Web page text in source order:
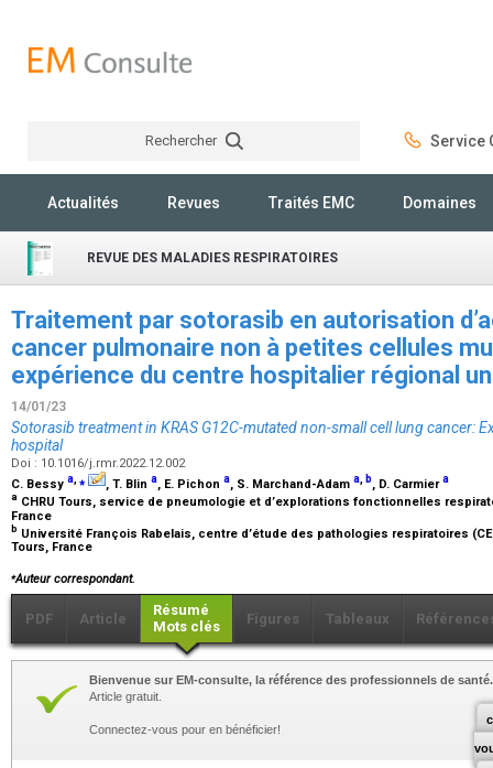
Rechercher Service
Actualités Revues Traités EMC Domaines
REVUE DES MALADIES RESPIRATOIRES
Traitement par sotorasib en autorisation
cancer pulmonaire non à petites cellules
expérience du centre hospitalier régional
14/01/23
Sotorasib treatment in KRAS G12C-mutated non-small cell lung cancer:
hospital
Doi : 10.1016/j.rmr.2022.12.002
C. Bessy a,⁎ , T. Blin a, E. Pichon a, S. Marchand-Adam a, b, D. Carmiera
a CHRU Tours, service de pneumologie et d’explorations fonctionnelles
France
b Université François Rabelais, centre d’étude des pathologies respiratoires
Tours, France
⁎Auteur correspondant.
PDF Article
Résumé
Mots clés
Figures Tableaux
Bienvenue sur EM-consulte, la référence des professionnels de santé.
Article gratuit.
Connectez-vous pour en bénéficier!